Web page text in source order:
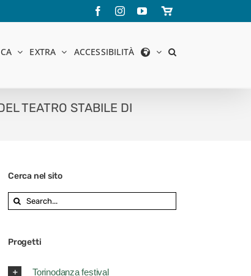
FacebookInstagramYouTube
Store
online
EXTRA ACCESSIBILITÀ
TEATRO STABILE DI
Cerca nel sito
Search
for:
Progetti
Torinodanza festival